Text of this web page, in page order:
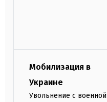
Мобилизация в
Украине
Увольнение с военной